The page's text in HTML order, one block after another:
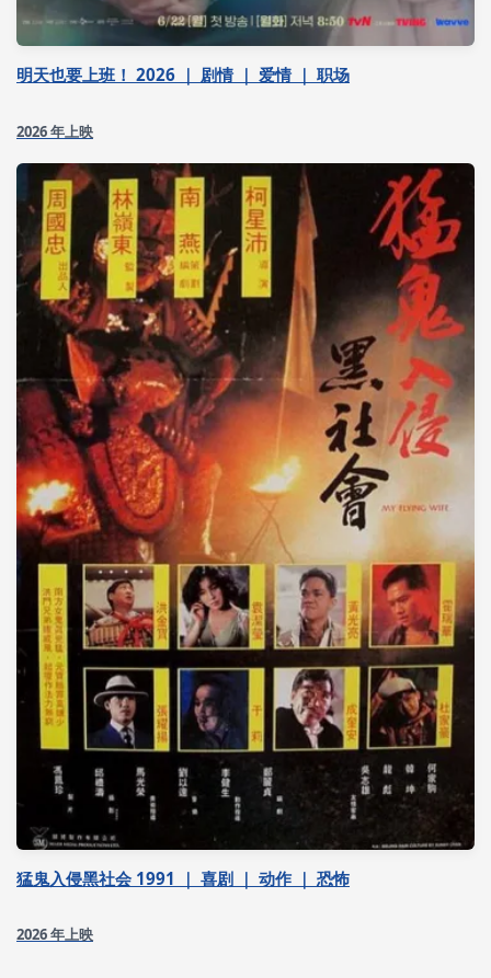
明天也要上班！ 2026 ｜ 剧情 ｜ 爱情 ｜ 职场
2026 年上映
猛鬼入侵黑社会 1991 ｜ 喜剧 ｜ 动作 ｜ 恐怖
2026 年上映